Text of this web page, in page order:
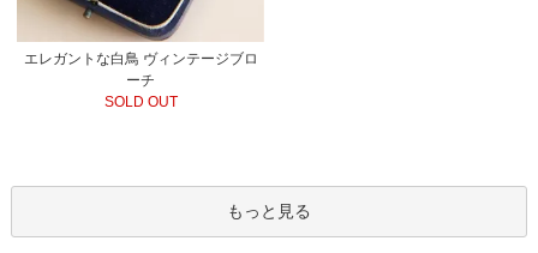
エレガントな白鳥 ヴィンテージブロ
ーチ
SOLD OUT
もっと見る